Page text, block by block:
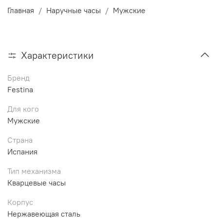
Главная Наручные часы Мужские
Характеристики
Бренд
Festina
Для кого
Мужские
Страна
Испания
Тип механизма
Кварцевые часы
Корпус
Нержавеющая сталь